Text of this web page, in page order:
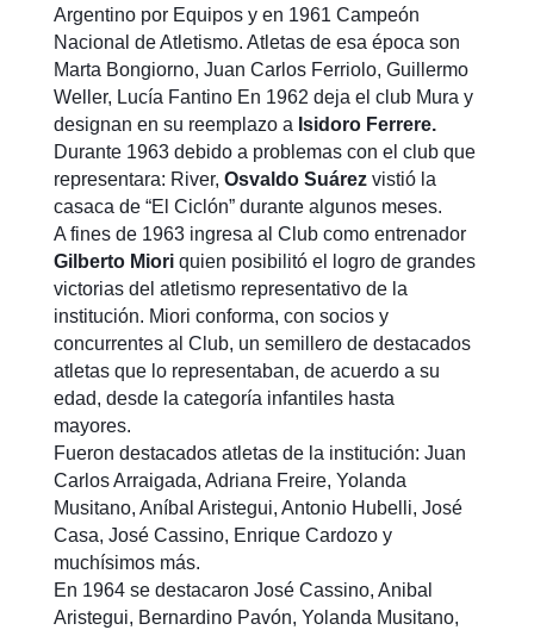
Argentino por Equipos y en 1961 Campeón
Nacional de Atletismo. Atletas de esa época son
Marta Bongiorno, Juan Carlos Ferriolo, Guillermo
Weller, Lucía Fantino En 1962 deja el club Mura y
designan en su reemplazo a Isidoro Ferrere.
Durante 1963 debido a problemas con el club que
representara: River, Osvaldo Suárezvistió la
casaca de “El Ciclón” durante algunos meses.
A fines de 1963 ingresa al Club como entrenador
Gilberto Mioriquien posibilitó el logro de grandes
victorias del atletismo representativo de la
institución. Miori conforma, con socios y
concurrentes al Club, un semillero de destacados
atletas que lo representaban, de acuerdo a su
edad, desde la categoría infantiles hasta
mayores.
Fueron destacados atletas de la institución: Juan
Carlos Arraigada, Adriana Freire, Yolanda
Musitano, Aníbal Aristegui, Antonio Hubelli, José
Casa, José Cassino, Enrique Cardozo y
muchísimos más.
En 1964 se destacaron José Cassino, Anibal
Aristegui, Bernardino Pavón, Yolanda Musitano,